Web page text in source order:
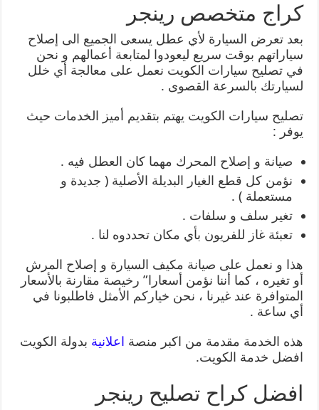
كراج متخصص رينجر
بعد تعرض السيارة لأي عطل يسعى الجميع الى إصلاح
سياراتهم بوقت سريع ليعودوا لمتابعة أعمالهم و نحن
في تصليح سيارات الكويت نعمل على معالجة أي خلل
لسيارتك بالسرعة القصوى .
تصليح سيارات الكويت يهتم بتقديم أميز الخدمات حيث
يوفر :
صيانة و إصلاح المحرك مهما كان العطل فيه .
نؤمن كل قطع الغيار البديلة الأصلية ( جديدة و
مستعملة ) .
تغير سلف و سلفات .
تعبئة غاز للفريون بأي مكان تحددوه لنا .
هذا و نعمل على صيانة مكيف السيارة و إصلاح المرش
أو تغيره ، كما أننا نؤمن أسعارا” رخيصة مقارنة بالأسعار
المتوافرة عند غيرنا ، نحن خياركم الأمثل فاطلبونا في
أي ساعة .
هذه الخدمة مقدمة من اكبر منصة اعلانية بدولة الكويت
افضل خدمة الكويت.
افضل كراح تصليح رينجر